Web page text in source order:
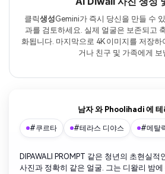
클릭생성Gemini가 즉시 당신을 만들 수
과를 검토하세요. 실제 얼굴은 보존되고
화됩니다. 마지막으로 4K 이미지를 저장
거나 친구 및 가족에게 보
남자 와 Phoolihadi 에 테
#쿠르타 #테라스 디야스 #메탈
DIPAWALI PROMPT 같은 청년의 초현실적
사진과 정확히 같은 얼굴. 그는 디왈리 밤